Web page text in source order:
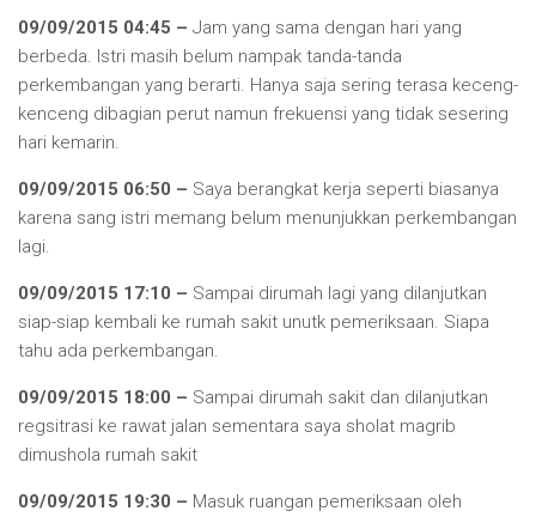
09/09/2015 04:45 – Jam yang sama dengan hari yang
berbeda. Istri masih belum nampak tanda-tanda
perkembangan yang berarti. Hanya saja sering terasa keceng-
kenceng dibagian perut namun frekuensi yang tidak sesering
hari kemarin.
09/09/2015 06:50 – Saya berangkat kerja seperti biasanya
karena sang istri memang belum menunjukkan perkembangan
lagi.
09/09/2015 17:10 – Sampai dirumah lagi yang dilanjutkan
siap-siap kembali ke rumah sakit unutk pemeriksaan. Siapa
tahu ada perkembangan.
09/09/2015 18:00 – Sampai dirumah sakit dan dilanjutkan
regsitrasi ke rawat jalan sementara saya sholat magrib
dimushola rumah sakit
09/09/2015 19:30 – Masuk ruangan pemeriksaan oleh